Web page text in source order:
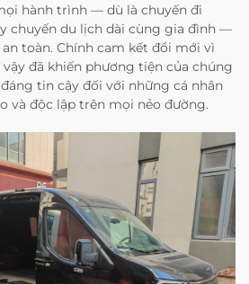
hành trình — dù là chuyến đi
chuyến du lịch dài cùng gia đình —
toàn. Chính cam kết đổi mới vì
đã khiến phương tiện của chúng
tin cậy đối với những cá nhân
và độc lập trên mọi nẻo đường.